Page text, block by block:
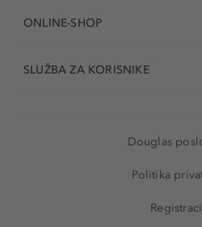
ONLINE-SHOP
SLUŽBA ZA KORISNIKE
Douglas
Politika